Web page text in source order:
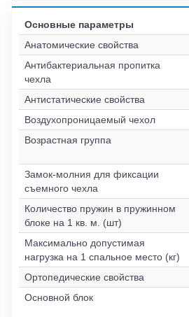
Основные параметры
Анатомические свойства
Антибактериальная пропитка
чехла
Антистатические свойства
Воздухопроницаемый чехол
Возрастная группа
Замок-молния для фиксации
съемного чехла
Количество пружин в пружинном
блоке на 1 кв. м. (шт)
Максимально допустимая
нагрузка на 1 спальное место (кг)
Ортопедические свойства
Основной блок